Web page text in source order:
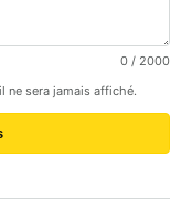
0 / 2000
ne sera jamais affiché.